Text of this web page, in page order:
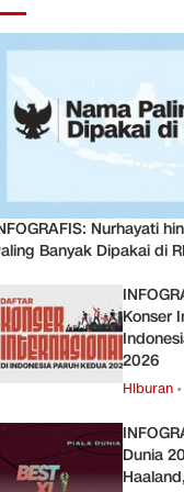
Nurhayati
Banyak Dipakai di RI
Konser
2026
Hiburan •
Dunia